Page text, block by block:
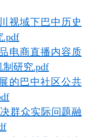
视域下巴中历史
.pdf
电商直播内容质
制研究.pdf
的巴中社区公共
群众实际问题融